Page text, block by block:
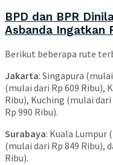
BPD dan BPR
Asbanda Ingatkan
Berikut beberapa rute
Jakarta: Singapura
(mulai dari Rp 609 Ribu),
Ribu), Kuching (mulai
Rp 990 Ribu).
Surabaya: Kuala Lumpur
(mulai dari Rp 849 Ribu),
Ribu).